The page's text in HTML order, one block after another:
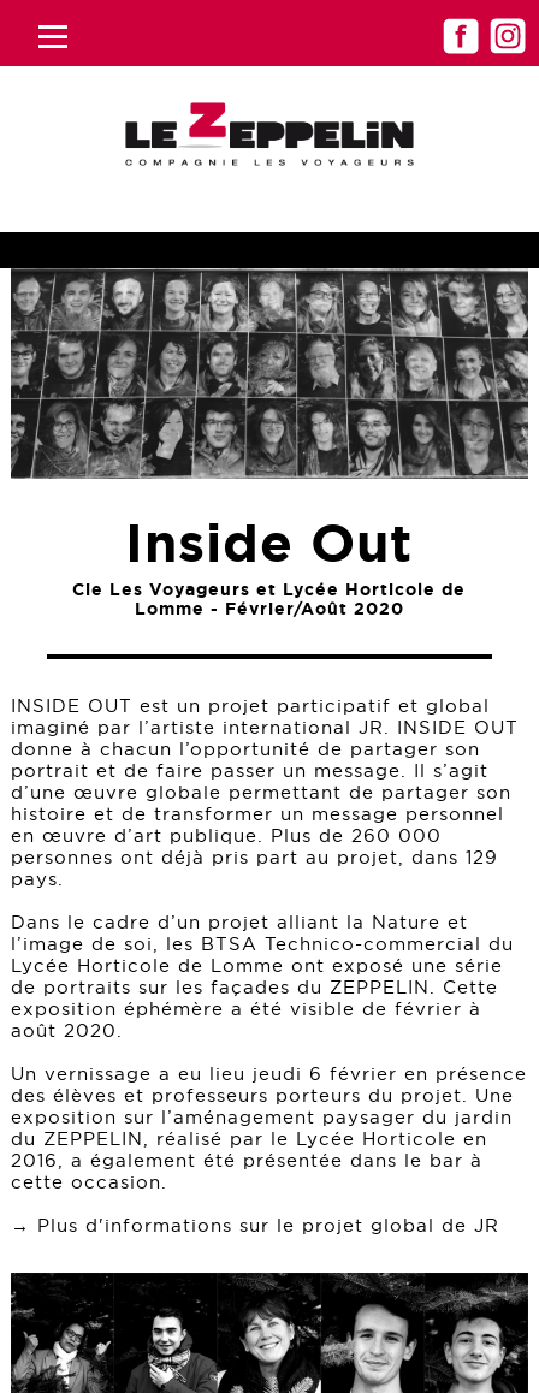
Inside Out
Cie Les Voyageurs et Lycée Horticole de
Lomme - Février/Août 2020
INSIDE OUT est un projet participatif et global
imaginé par l’artiste international JR. INSIDE OUT
donne à chacun l’opportunité de partager son
portrait et de faire passer un message. Il s’agit
d’une œuvre globale permettant de partager son
histoire et de transformer un message personnel
en œuvre d’art publique. Plus de 260 000
personnes ont déjà pris part au projet, dans 129
pays.
Dans le cadre d’un projet alliant la Nature et
l’image de soi, les BTSA Technico-commercial du
Lycée Horticole de Lomme ont exposé une série
de portraits sur les façades du ZEPPELIN. Cette
exposition éphémère a été visible de février à
août 2020.
Un vernissage a eu lieu jeudi 6 février en présence
des élèves et professeurs porteurs du projet. Une
exposition sur l’aménagement paysager du jardin
du ZEPPELIN, réalisé par le Lycée Horticole en
2016, a également été présentée dans le bar à
cette occasion.
→ Plus d'informations sur le projet global de JR